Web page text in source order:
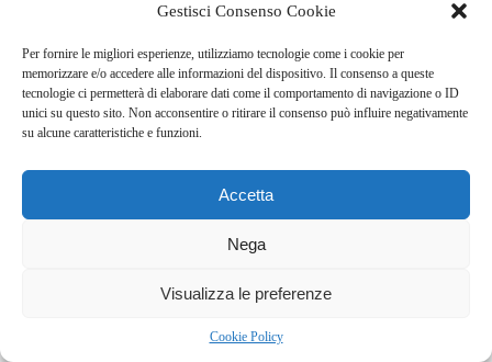
Gestisci Consenso Cookie
Per fornire le migliori esperienze, utilizziamo tecnologie come i cookie per
memorizzare e/o accedere alle informazioni del dispositivo. Il consenso a queste
tecnologie ci permetterà di elaborare dati come il comportamento di navigazione o ID
unici su questo sito. Non acconsentire o ritirare il consenso può influire negativamente
su alcune caratteristiche e funzioni.
Accetta
Nega
Visualizza le preferenze
Cookie Policy
Psicofarmaci, l’allarmante +12,1% di uso tra i minori
ago 9, 2026
Policlinico di Bari ha rivoluzionato il
trattamento dei traumi del volto con la
pianificazione virtuale
ago 9, 2026
Frattura del pene: perché intervenire